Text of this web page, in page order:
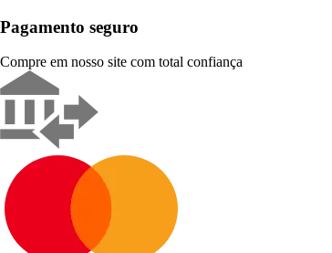
Pagamento seguro
Compre em nosso site com total confiança